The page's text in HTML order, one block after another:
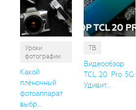
Уроки
фотографии
Какой
плёночный
фотоаппарат
выбр...
ТВ
Видеообзор
TCL 20 Pro 5G:
Удивит...